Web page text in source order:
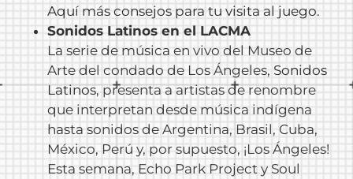
Aquí más consejos para tu visita al juego.
Sonidos Latinos en el LACMA
La serie de música en vivo del Museo de
Arte del condado de Los Ángeles, Sonidos
Latinos, presenta a artistas de renombre
que interpretan desde música indígena
hasta sonidos de Argentina, Brasil, Cuba,
México, Perú y, por supuesto, ¡Los Ángeles!
Esta semana, Echo Park Project y Soul